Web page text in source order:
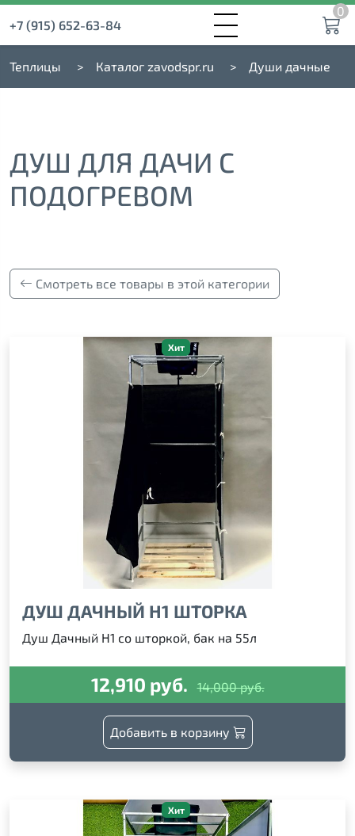
+7 (915) 652-63-84
0
Теплицы Каталог zavodspr.ru Души дачные
ДУШ ДЛЯ ДАЧИ С
ПОДОГРЕВОМ
Смотреть все товары в этой категории
Хит
ДУШ ДАЧНЫЙ Н1 ШТОРКА
Душ Дачный Н1 со шторкой, бак на 55л
12,910 руб. 14,000 руб.
Добавить в корзину
Хит